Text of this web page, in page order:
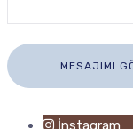
İnstagram